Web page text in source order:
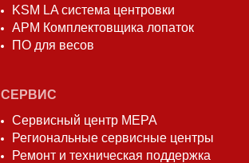
KSM LA система центровки
АРМ Комплектовщика лопаток
ПО для весов
СЕРВИС
Сервисный центр МЕРА
Региональные сервисные центры
Ремонт и техническая поддержка